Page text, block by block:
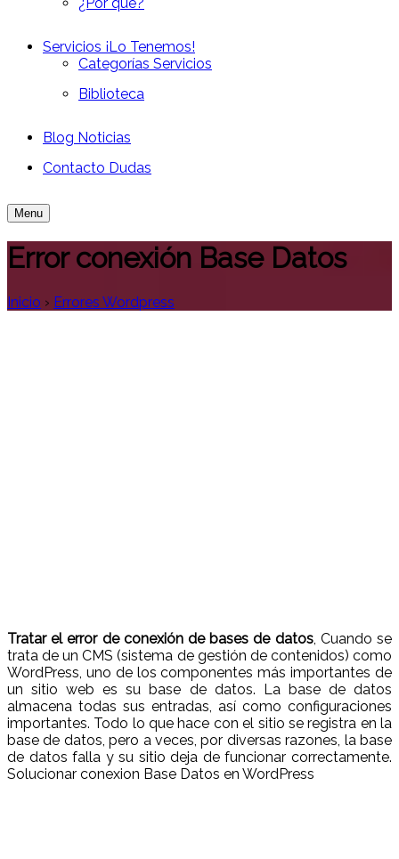
Servicios ¡Lo Tenemos!
Categorías Servicios
Biblioteca
Blog Noticias
Contacto Dudas
Menu
Error conexión Base Datos
Inicio › Errores Wordpress
Tratar el error de conexión de bases de datos, Cuando se
trata de un CMS (sistema de gestión de contenidos) como
WordPress, uno de los componentes más importantes de
un sitio web es su base de datos. La base de datos
almacena todas sus entradas, así como configuraciones
importantes. Todo lo que hace con el sitio se registra en la
base de datos, pero a veces, por diversas razones, la base
de datos falla y su sitio deja de funcionar correctamente.
Solucionar conexion Base Datos en WordPress